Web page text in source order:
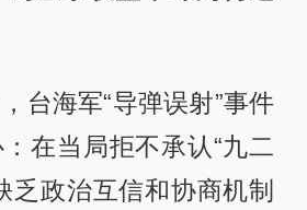
台海军“导弹误射”事件
在当局拒不承认“九二
乏政治互信和协商机制